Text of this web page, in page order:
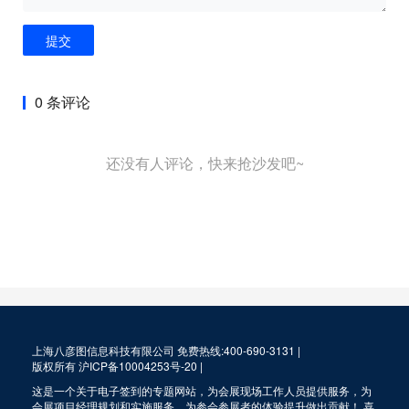
提交
0 条评论
还没有人评论，快来抢沙发吧~
上海八彦图信息科技有限公司 免费热线:400-690-3131 |
版权所有沪ICP备10004253号-20 |
这是一个关于电子签到的专题网站，为会展现场工作人员提供服务，为